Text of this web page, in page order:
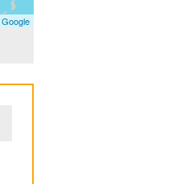
Google